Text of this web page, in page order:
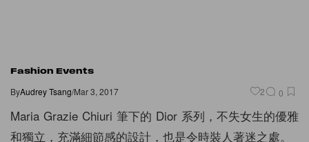
Fashion Events
ByAudrey Tsang/Mar 3, 2017 2 0
Maria Grazie Chiuri 筆下的 Dior 系列，不失女生的優雅
和獨立，充滿細節感的設計，也是令時裝人著迷之處。